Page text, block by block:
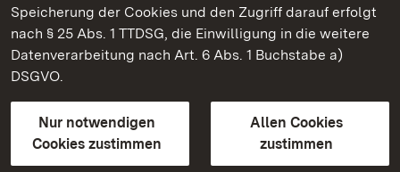
Speicherung der Cookies und den Zugriff darauf erfolgt
nach § 25 Abs. 1 TTDSG, die Einwilligung in die weitere
Datenverarbeitung nach Art. 6 Abs. 1 Buchstabe a)
DSGVO.
Nur notwendigen
Cookies zustimmen
Allen Cookies
zustimmen
Staatliche Schlösser und Gärten Baden-Württemberg
Kontakt
GebärdenspracheLeichte Sprache
Erklärung zur Barrierefreiheit
BITV-konform (geprüfte Seiten)